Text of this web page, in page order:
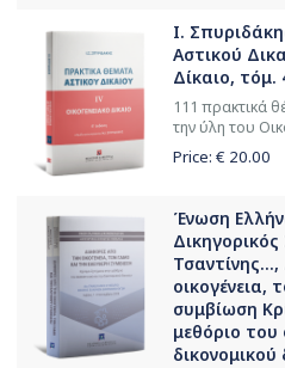
Ι.
Αστικού
Δίκαιο, τόμ.
111 πρακτικά
την ύλη του
Price: € 20.00
Ένωση
οικογένεια,
συμβίωση
μεθόριο του
δικονομικού